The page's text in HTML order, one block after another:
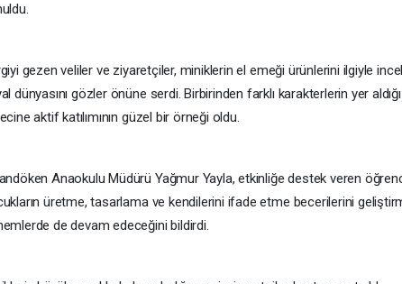
gezen veliler ve ziyaretçiler, miniklerin el emeği ürünlerini ilgiyle
dünyasını gözler önüne serdi. Birbirinden farklı karakterlerin yer
aktif katılımının güzel bir örneği oldu.
Anaokulu Müdürü Yağmur Yayla, etkinliğe destek veren
üretme, tasarlama ve kendilerini ifade etme becerilerini
de devam edeceğini bildirdi.